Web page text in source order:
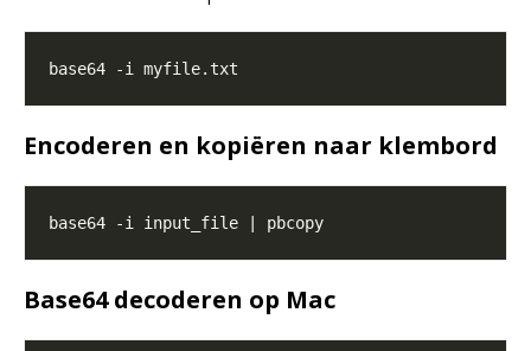
Encoderen en kopiëren naar klembord
Base64 decoderen op Mac